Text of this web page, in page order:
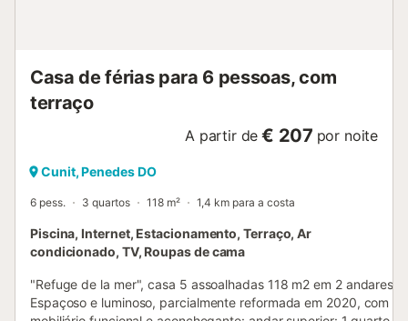
Casa de férias para 6 pessoas, com
terraço
A partir de € 207 por noite
Cunit, Penedes DO
6 pess. 3 quartos 118 m² 1,4 km para a costa
Piscina, Internet, Estacionamento, Terraço, Ar
condicionado, TV, Roupas de cama
"Refuge de la mer", casa 5 assoalhadas 118 m2 em 2 andares.
Espaçoso e luminoso, parcialmente reformada em 2020, com